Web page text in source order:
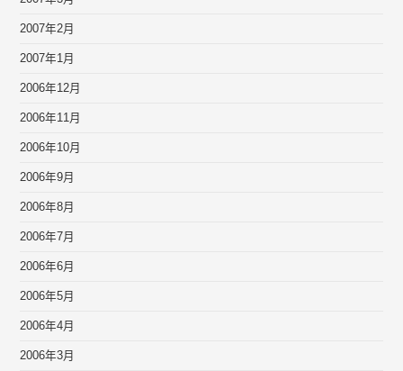
2007年2月
2007年1月
2006年12月
2006年11月
2006年10月
2006年9月
2006年8月
2006年7月
2006年6月
2006年5月
2006年4月
2006年3月